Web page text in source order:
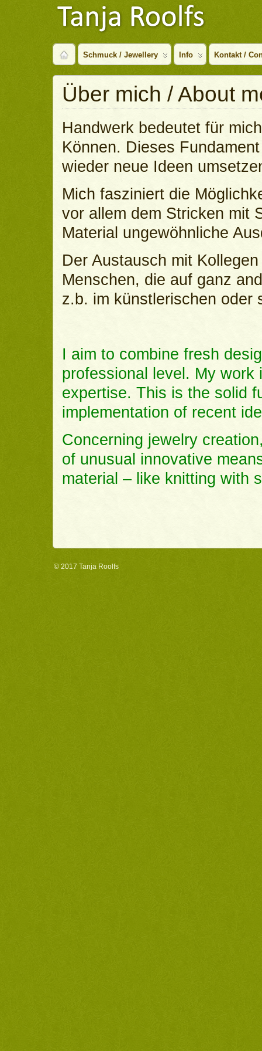
Schmuck / Jewellery Info Kontakt /
Über mich / About
Handwerk bedeutet für
Können. Dieses
wieder neue Ideen
Mich fasziniert die
vor allem dem Stricken mit
Material ungewöhnliche
Der Austausch mit
Menschen, die auf ganz
z.b. im künstlerischen oder
I aim to combine fresh
professional level. My
expertise. This is the solid
implementation of recent
Concerning jewelry
of unusual innovative
material – like knitting with
© 2017 Tanja Roolfs